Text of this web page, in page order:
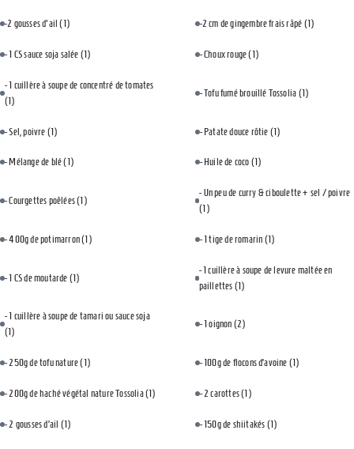
-2 gousses d'ail(1) -2 cm de gingembre frais râpé (1)
- 1 CS sauce soja salée (1) - Choux rouge(1)
- 1 cuillère à soupe de concentré de tomates
(1)
- Tofu fumé brouillé Tossolia (1)
- Sel, poivre (1) - Patate douce rôtie (1)
- Mélange de blé(1) - Huile de coco (1)
- Courgettes poêlées(1)
- Un peu de curry & ciboulette + sel / poivre
(1)
- 400g de potimarron(1) - 1 tige de romarin (1)
- 1 CS de moutarde (1)
- 1 cuillère à soupe de levure maltée en
paillettes (1)
- 1 cuillère à soupe de tamari ou sauce soja
(1)
- 1 oignon (2)
- 250g de tofu nature(1) - 100g de flocons d’avoine (1)
- 200g de haché végétal nature Tossolia(1) - 2 carottes(1)
- 2 gousses d’ail (1) - 150g de shiitakés (1)